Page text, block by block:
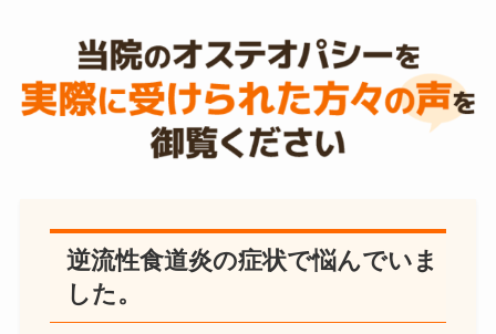
逆流性食道炎の症状で悩んでいま
した。